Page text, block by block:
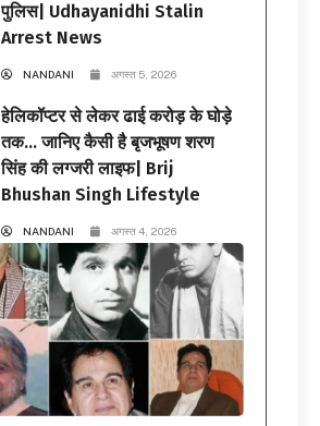
पुलिस| Udhayanidhi Stalin
Arrest News
NANDANI अगस्त 5, 2026
हेलिकॉप्टर से लेकर ढाई करोड़ के घोड़े
तक… जानिए कैसी है बृजभूषण शरण
सिंह की लग्जरी लाइफ| Brij
Bhushan Singh Lifestyle
NANDANI अगस्त 4, 2026